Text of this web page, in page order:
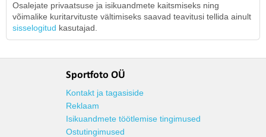
Osalejate privaatsuse ja isikuandmete kaitsmiseks ning
võimalike kuritarvituste vältimiseks saavad teavitusi tellida ainult
sisselogitud kasutajad.
Sportfoto OÜ
Kontakt ja tagasiside
Reklaam
Isikuandmete töötlemise tingimused
Ostutingimused